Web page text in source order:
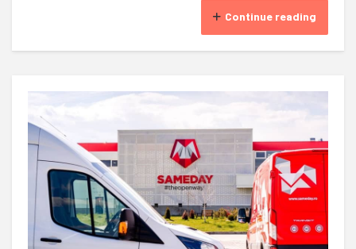
Continue reading